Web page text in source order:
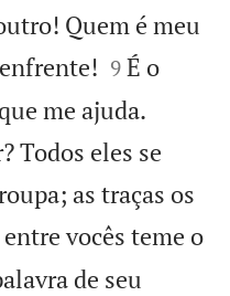
Quem é meu


9 É o
me ajuda.
Todos eles se
as traças os
vocês teme o
de seu